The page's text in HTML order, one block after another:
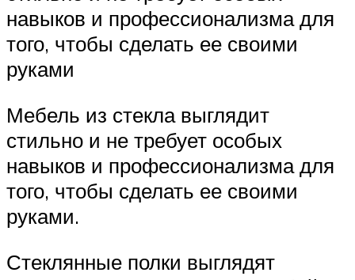
навыков и профессионализма для
того, чтобы сделать ее своими
руками
Мебель из стекла выглядит
стильно и не требует особых
навыков и профессионализма для
того, чтобы сделать ее своими
руками.
Стеклянные полки выглядят